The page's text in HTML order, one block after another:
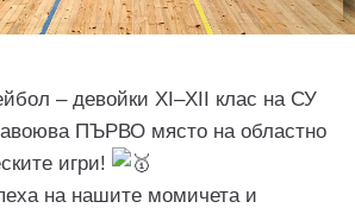
– девойки XI–XII клас на СУ
ПЪРВО място на областно
игри!
на нашите момичета и